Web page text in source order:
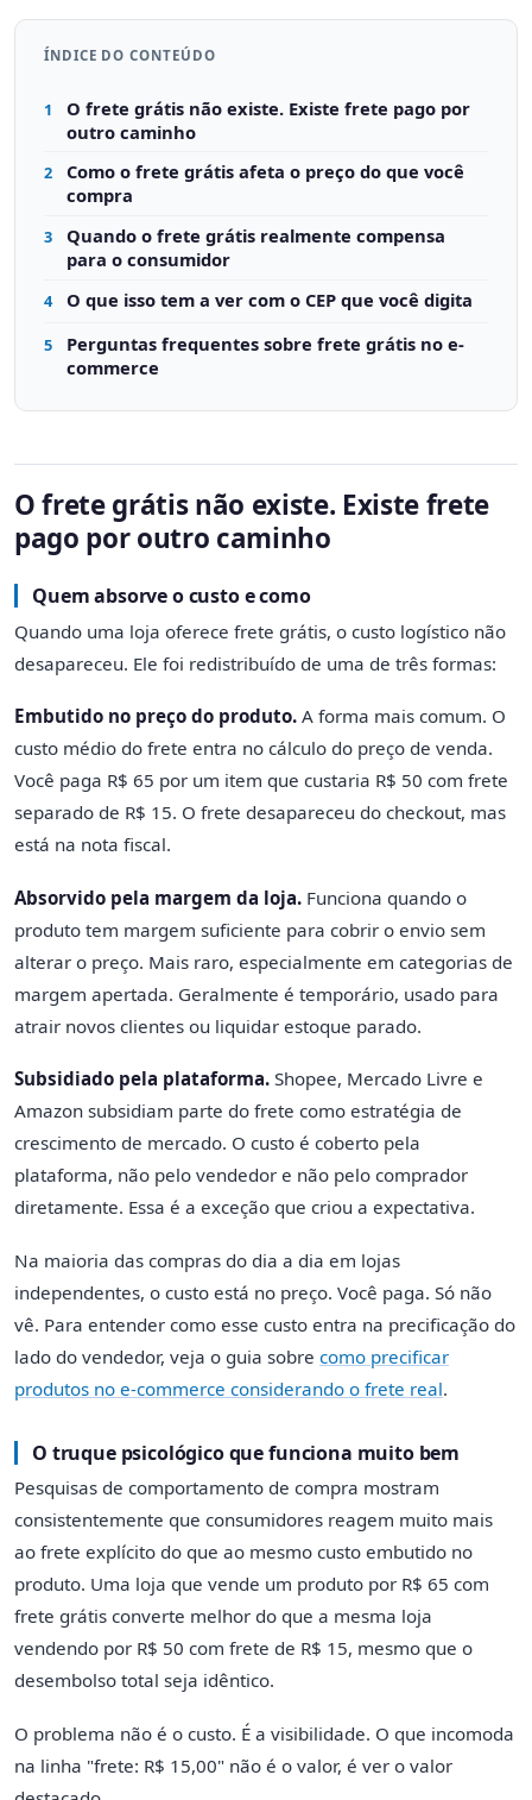
ÍNDICE DO CONTEÚDO
1
O frete grátis não existe. Existe frete pago por
outro caminho
2
Como o frete grátis afeta o preço do que você
compra
3
Quando o frete grátis realmente compensa
para o consumidor
4 O que isso tem a ver com o CEP que você digita
5
Perguntas frequentes sobre frete grátis no e-
commerce
O frete grátis não existe. Existe frete
pago por outro caminho
Quem absorve o custo e como
Quando uma loja oferece frete grátis, o custo logístico não
desapareceu. Ele foi redistribuído de uma de três formas:
Embutido no preço do produto. A forma mais comum. O
custo médio do frete entra no cálculo do preço de venda.
Você paga R$ 65 por um item que custaria R$ 50 com frete
separado de R$ 15. O frete desapareceu do checkout, mas
está na nota fiscal.
Absorvido pela margem da loja. Funciona quando o
produto tem margem suficiente para cobrir o envio sem
alterar o preço. Mais raro, especialmente em categorias de
margem apertada. Geralmente é temporário, usado para
atrair novos clientes ou liquidar estoque parado.
Subsidiado pela plataforma. Shopee, Mercado Livre e
Amazon subsidiam parte do frete como estratégia de
crescimento de mercado. O custo é coberto pela
plataforma, não pelo vendedor e não pelo comprador
diretamente. Essa é a exceção que criou a expectativa.
Na maioria das compras do dia a dia em lojas
independentes, o custo está no preço. Você paga. Só não
vê. Para entender como esse custo entra na precificação do
lado do vendedor, veja o guia sobre como precificar
produtos no e-commerce considerando o frete real.
O truque psicológico que funciona muito bem
Pesquisas de comportamento de compra mostram
consistentemente que consumidores reagem muito mais
ao frete explícito do que ao mesmo custo embutido no
produto. Uma loja que vende um produto por R$ 65 com
frete grátis converte melhor do que a mesma loja
vendendo por R$ 50 com frete de R$ 15, mesmo que o
desembolso total seja idêntico.
O problema não é o custo. É a visibilidade. O que incomoda
na linha "frete: R$ 15,00" não é o valor, é ver o valor